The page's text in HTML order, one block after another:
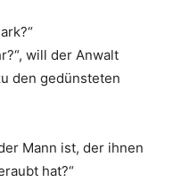
will der Anwalt
den gedünsteten
Mann ist, der ihnen
hat?“